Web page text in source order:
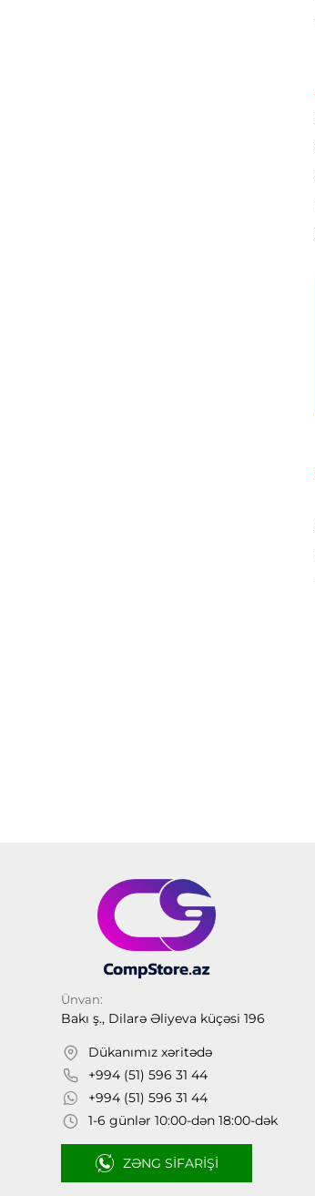
Ünvan:
Bakı ş., Dilarə Əliyeva küçəsi 196
Dükanımız xəritədə
+994 (51) 596 31 44
+994 (51) 596 31 44
1-6 günlər 10:00-dən 18:00-dək
ZƏNG SIFARIŞI